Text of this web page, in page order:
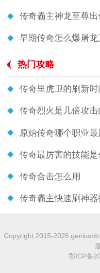
传奇霸主神龙至尊
早期传奇怎么爆屠龙
热门攻略
传奇里虎卫的刷新
传奇烈火是几倍攻
原始传奇哪个职业最
传奇最厉害的技能是
传奇合击怎么用
传奇霸主快速刷神器
Copyright 2015-2026
鄂ICP备